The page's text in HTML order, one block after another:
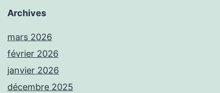
Archives
mars 2026
février 2026
janvier 2026
décembre 2025